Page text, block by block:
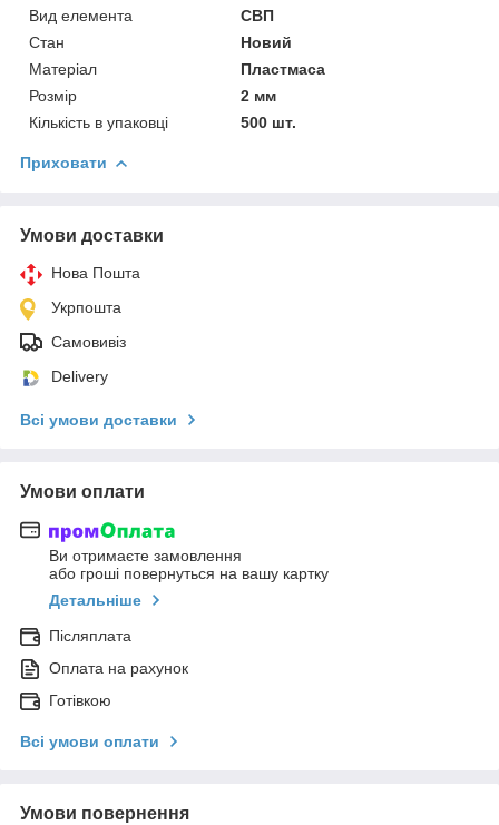
Вид елемента
СВП
Стан
Новий
Матеріал
Пластмаса
Розмір
2 мм
Кількість в упаковці
500 шт.
Приховати
Умови доставки
Нова Пошта
Укрпошта
Самовивіз
Delivery
Всі умови доставки
Умови оплати
Ви отримаєте замовлення
або гроші повернуться на вашу картку
Детальніше
Післяплата
Оплата на рахунок
Готівкою
Всі умови оплати
Умови повернення